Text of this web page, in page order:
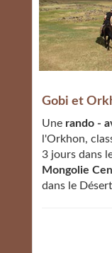
Gobi et
Une rando -
l'Orkhon,
3 jours dans
Mongolie
dans le